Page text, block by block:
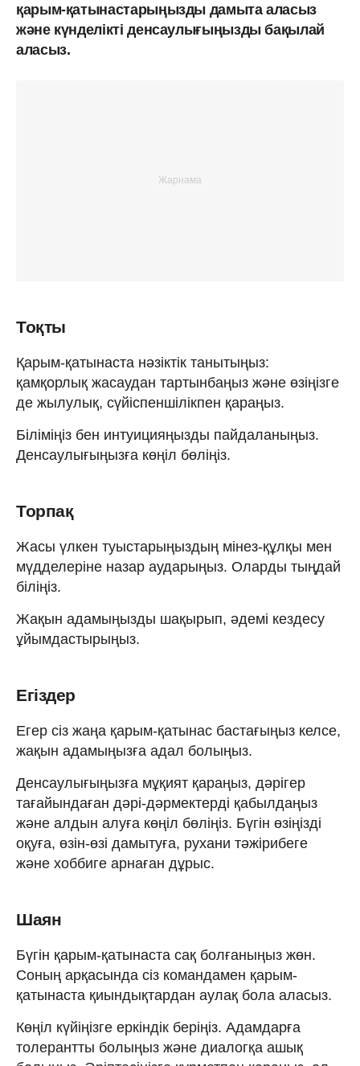
қарым-қатынастарыңызды дамыта аласыз
және күнделікті денсаулығыңызды бақылай
аласыз.
Тоқты
Қарым-қатынаста нәзіктік танытыңыз:
қамқорлық жасаудан тартынбаңыз және өзіңізге
де жылулық, сүйіспеншілікпен қараңыз.
Біліміңіз бен интуицияңызды пайдаланыңыз.
Денсаулығыңызға көңіл бөліңіз.
Торпақ
Жасы үлкен туыстарыңыздың мінез-құлқы мен
мүдделеріне назар аударыңыз. Оларды тыңдай
біліңіз.
Жақын адамыңызды шақырып, әдемі кездесу
ұйымдастырыңыз.
Егіздер
Егер сіз жаңа қарым-қатынас бастағыңыз келсе,
жақын адамыңызға адал болыңыз.
Денсаулығыңызға мұқият қараңыз, дәрігер
тағайындаған дәрі-дәрмектерді қабылдаңыз
және алдын алуға көңіл бөліңіз. Бүгін өзіңізді
оқуға, өзін-өзі дамытуға, рухани тәжірибеге
және хоббиге арнаған дұрыс.
Шаян
Бүгін қарым-қатынаста сақ болғаныңыз жөн.
Соның арқасында сіз командамен қарым-
қатынаста қиындықтардан аулақ бола аласыз.
Көңіл күйіңізге еркіндік беріңіз. Адамдарға
толерантты болыңыз және диалогқа ашық